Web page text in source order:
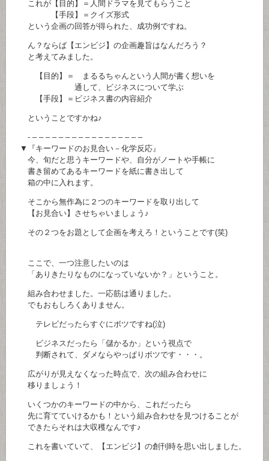
これが【目的】＝人間ドラマを見てもらうこと
【手段】＝クイズ形式
という企画の回答が得られた、成功例ですね。
ん？ならば【エンビジ】の企画趣旨はなんだろう？
と考えてみました。
【目的】＝ まるるちゃんという人間が書く想いを
通して、ビジネスについて学ぶ
【手段】＝ビジネス書の内容紹介
ということですかね♪
- – – – – – – – – – – – – – – – – –
▼『キーワードのお見合い－化学反応』
今、旬だと思うキーワードや、自分がノートや手帳に
書き留めてあるキーワードを紙に書き出して
箱の中に入れます。
そこから無作為に２つのキーワードを取り出して
【お見合い】させちゃいましょう♪
その２つをお題として企画を考えろ！ということです(笑)
ここで、一つ注意したいのは
「ありきたりなものになっていないか？」ということ。
組み合わせました。一応筋は通りました。
でもおもしろくありません。
テレビだったらすぐにボツですね(泣)
ビジネスだったら「儲かるか」という視点で
判断されて、ダメならやっぱりボツです・・・。
広がりが見えなくなった時点で、次の組み合わせに
移りましょう！
いくつかのキーワードの中から、これだったら
先に育てていけるかも！という組み合わせを見つけることが
できたらそれは大収穫なんです♪
これを書いていて、【エンビジ】の創刊時を思い出しました。